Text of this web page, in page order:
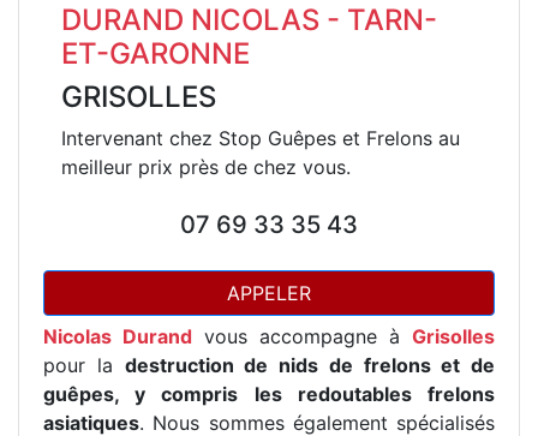
DURAND NICOLAS - TARN-
ET-GARONNE
GRISOLLES
Intervenant chez Stop Guêpes et Frelons au
meilleur prix près de chez vous.
07 69 33 35 43
APPELER
Nicolas Durand vous accompagne à Grisolles
pour la destruction de nids de frelons et de
guêpes, y compris les redoutables frelons
asiatiques. Nous sommes également spécialisés